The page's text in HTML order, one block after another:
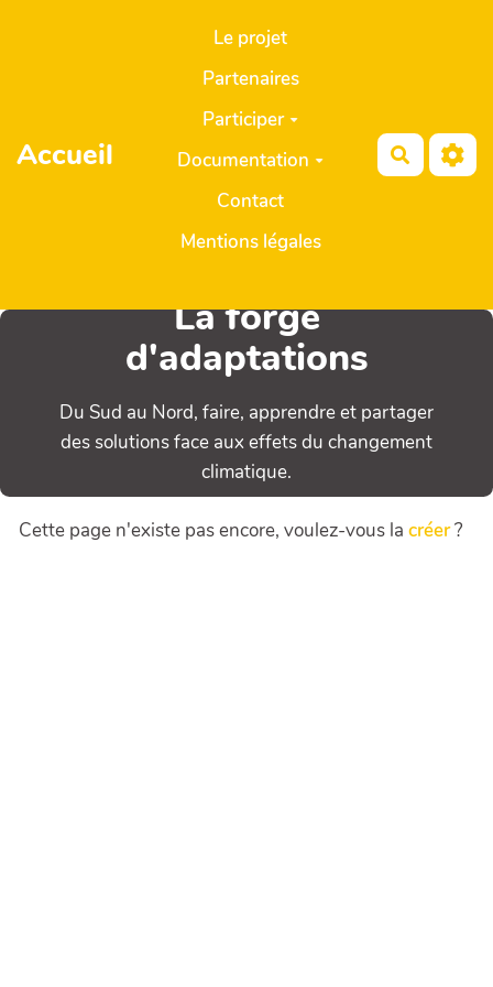
Aller au contenu principal
Accueil
Le projet
Partenaires
Participer
Documentation
Contact
Mentions légales
La forge
d'adaptations
Du Sud au Nord, faire, apprendre et partager
des solutions face aux effets du changement
climatique.
Cette page n'existe pas encore, voulez-vous la créer?